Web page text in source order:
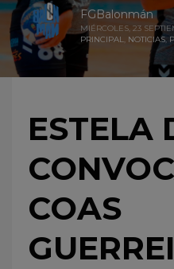
FGBalonmán
MIÉRCOLES, 23
PRINCIPAL, NOTICIAS,
ESTELA
COAS